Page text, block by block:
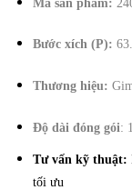
Bước xích (P):
Thương hiệu:
Độ dài đóng gói:
Tư vấn kỹ thuật:
tối ưu